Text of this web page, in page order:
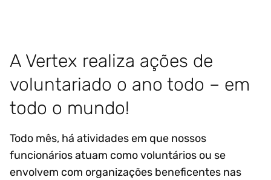
A Vertex realiza ações de
voluntariado o ano todo – em
todo o mundo!
Todo mês, há atividades em que nossos
funcionários atuam como voluntários ou se
envolvem com organizações beneficentes nas